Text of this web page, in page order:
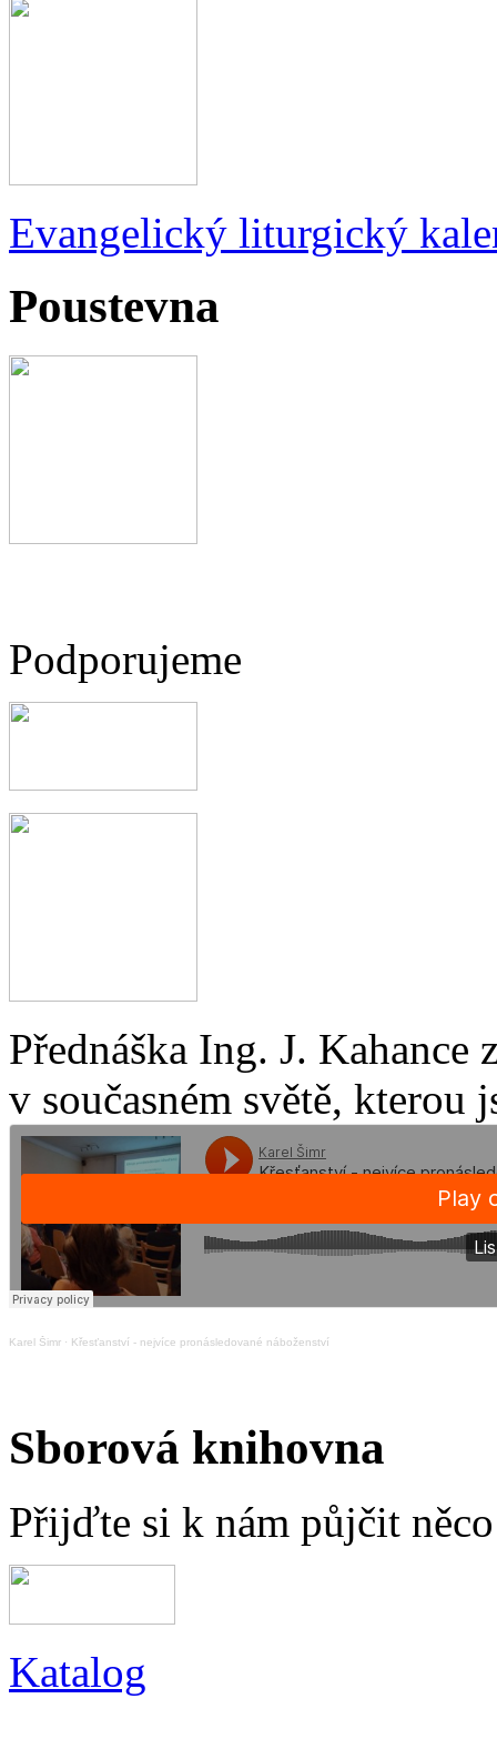
Evangelický liturgický
Poustevna
Podporujeme
Přednáška Ing. J.
v současném světě, kterou
Karel Šimr · Křesťanství - nejvíce pronásledované náboženství
Sborová knihovna
Přijďte si k nám půjčit
Katalog